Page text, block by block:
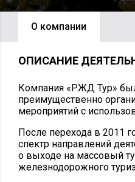
О компании
ОПИСАНИЕ
Компания «РЖД Тур»
преимущественно
мероприятий с
После перехода в 2011
спектр направлений
о выходе на массовый
железнодорожного